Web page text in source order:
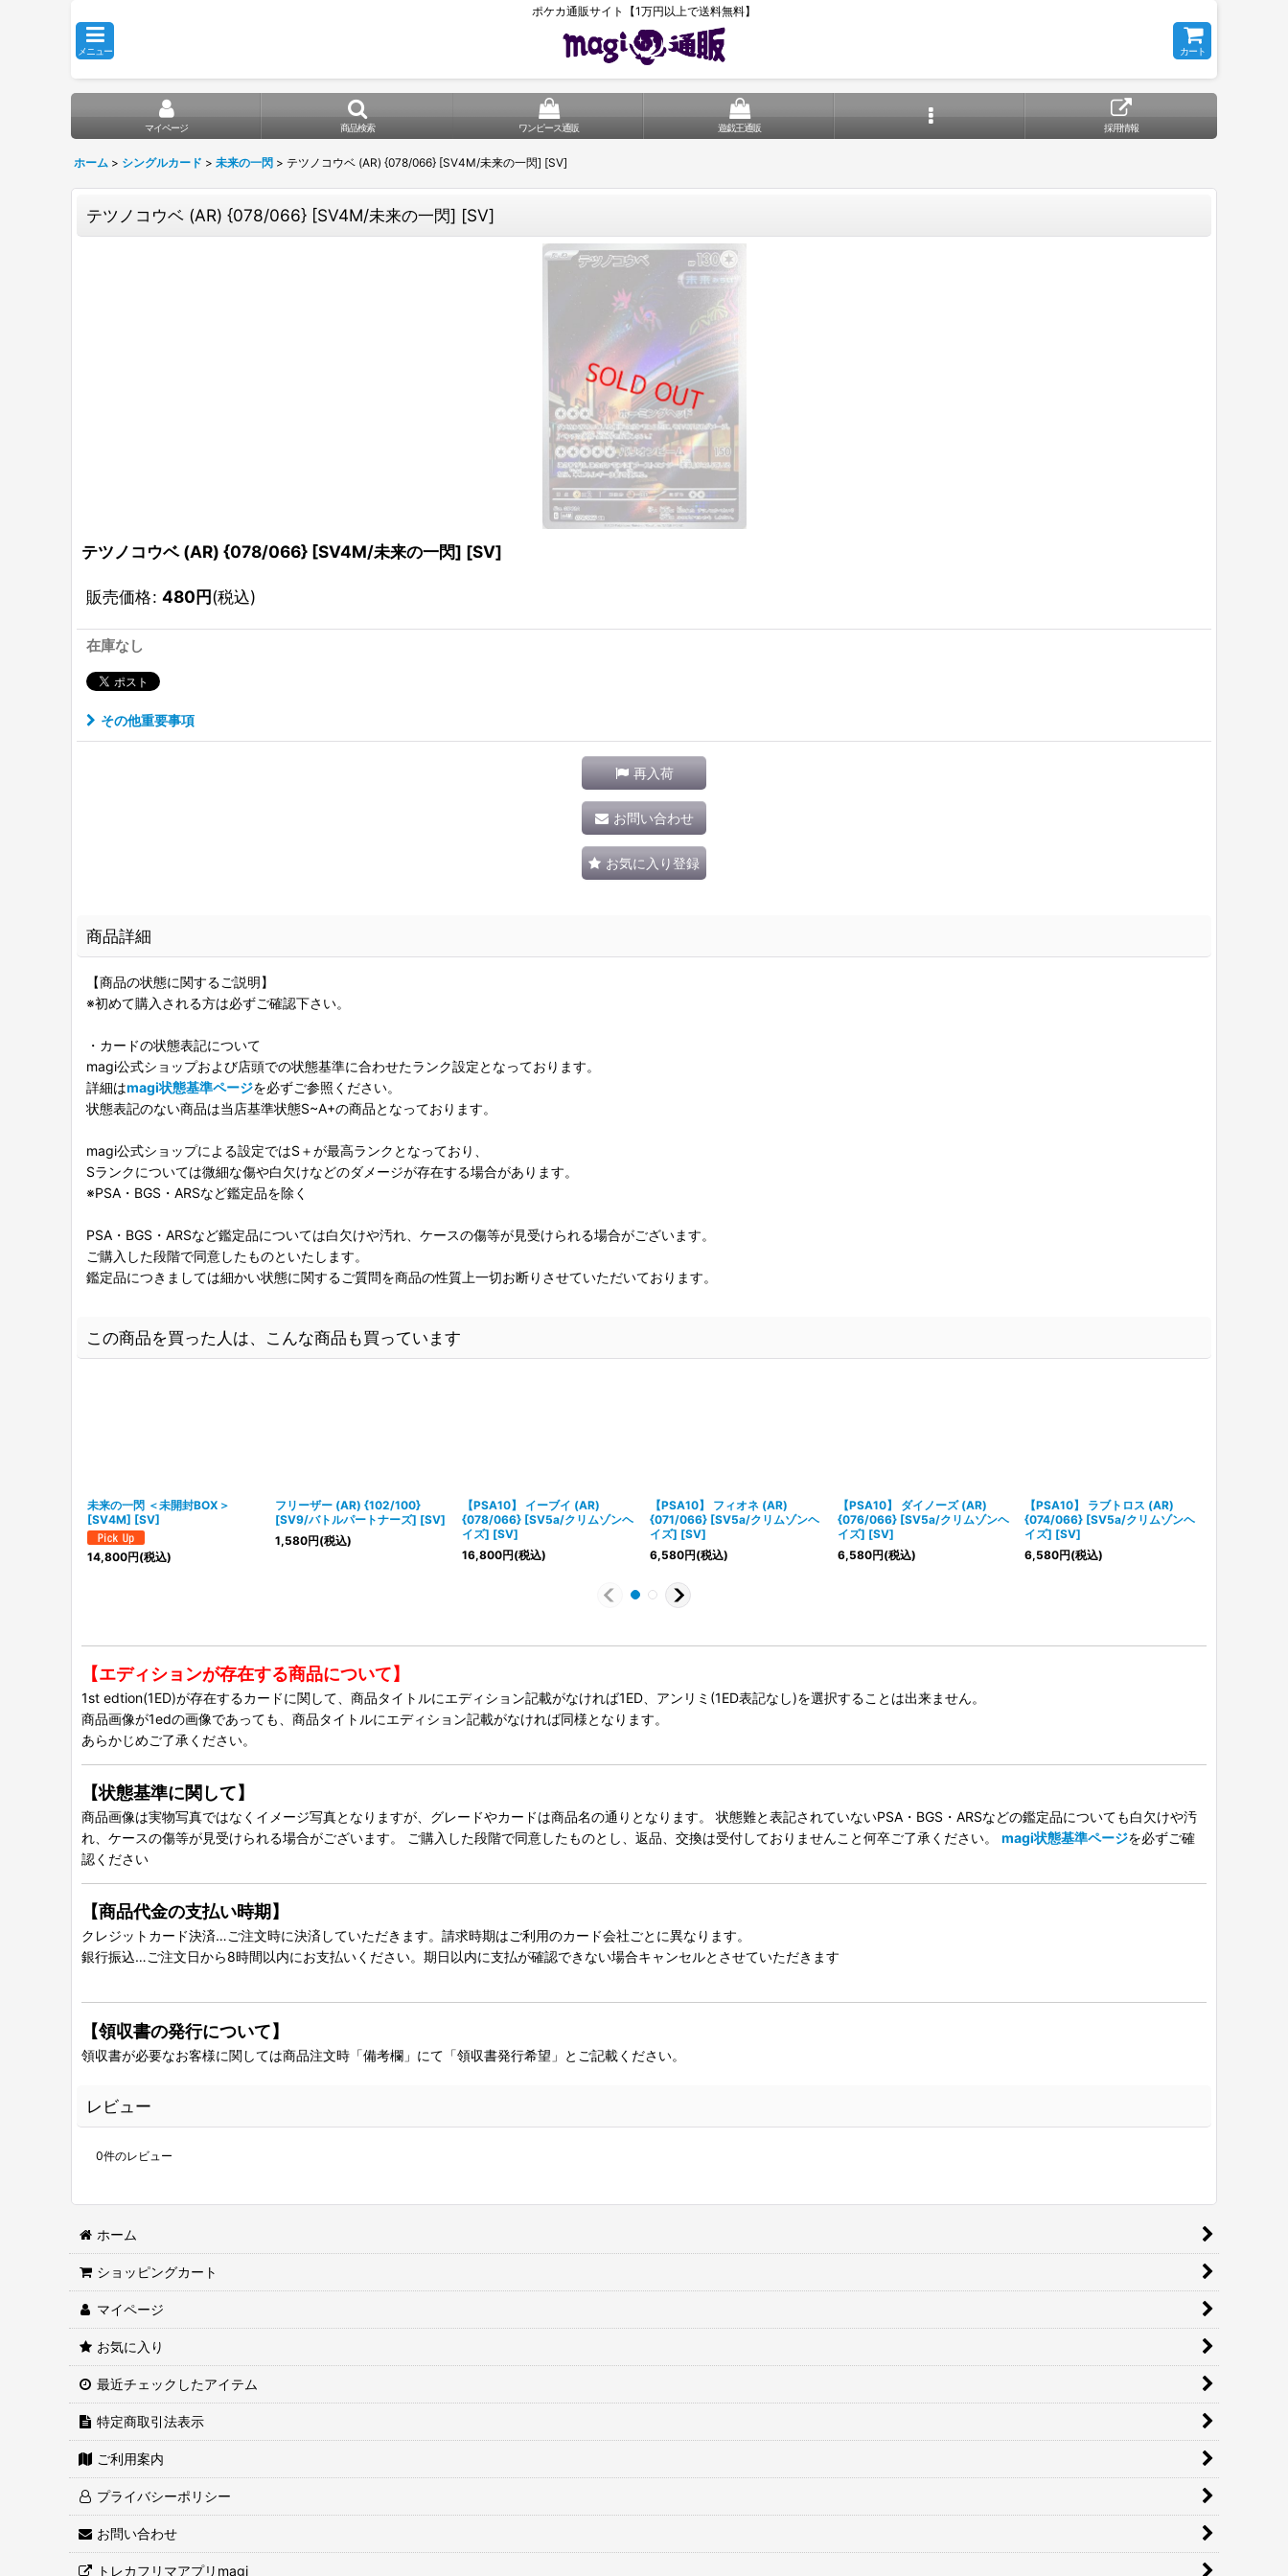
ポケカ通販サイト【1万円以上で送料無料】
メニュー カート
マイページ 商品検索 ワンピース通販 遊戯王通販 採用情報
ホーム > シングルカード > 未来の一閃 > テツノコウベ (AR) {078/066} [SV4M/未来の一閃] [SV]
テツノコウベ (AR) {078/066} [SV4M/未来の一閃] [SV]
テツノコウベ (AR) {078/066} [SV4M/未来の一閃] [SV]
販売価格: 480円(税込)
在庫なし
その他重要事項
再入荷
お問い合わせ
お気に入り登録
商品詳細
【商品の状態に関するご説明】
※初めて購入される方は必ずご確認下さい。
・カードの状態表記について
magi公式ショップおよび店頭での状態基準に合わせたランク設定となっております。
詳細はmagi状態基準ページを必ずご参照ください。
状態表記のない商品は当店基準状態S~A+の商品となっております。
magi公式ショップによる設定ではS＋が最高ランクとなっており、
Sランクについては微細な傷や白欠けなどのダメージが存在する場合があります。
※PSA・BGS・ARSなど鑑定品を除く
PSA・BGS・ARSなど鑑定品については白欠けや汚れ、ケースの傷等が見受けられる場合がございます。
ご購入した段階で同意したものといたします。
鑑定品につきましては細かい状態に関するご質問を商品の性質上一切お断りさせていただいております。
この商品を買った人は、こんな商品も買っています
未来の一閃 ＜未開封BOX＞
[SV4M] [SV]
14,800円(税込)
フリーザー (AR) {102/100}
[SV9/バトルパートナーズ] [SV]
1,580円(税込)
【PSA10】 イーブイ (AR)
{078/066} [SV5a/クリムゾンヘ
イズ] [SV]
16,800円(税込)
【PSA10】 フィオネ (AR)
{071/066} [SV5a/クリムゾンヘ
イズ] [SV]
6,580円(税込)
【PSA10】 ダイノーズ (AR)
{076/066} [SV5a/クリムゾンヘ
イズ] [SV]
6,580円(税込)
【PSA10】 ラブトロス (AR)
{074/066} [SV5a/クリムゾンヘ
イズ] [SV]
6,580円(税込)
【エディションが存在する商品について】
1st edtion(1ED)が存在するカードに関して、商品タイトルにエディション記載がなければ1ED、アンリミ(1ED表記なし)を選択することは出来ません。
商品画像が1edの画像であっても、商品タイトルにエディション記載がなければ同様となります。
あらかじめご了承ください。
【状態基準に関して】
商品画像は実物写真ではなくイメージ写真となりますが、グレードやカードは商品名の通りとなります。 状態難と表記されていないPSA・BGS・ARSなどの鑑定品についても白欠けや汚
れ、ケースの傷等が見受けられる場合がございます。 ご購入した段階で同意したものとし、返品、交換は受付しておりませんこと何卒ご了承ください。 magi状態基準ページを必ずご確
認ください
【商品代金の支払い時期】
クレジットカード決済…ご注文時に決済していただきます。請求時期はご利用のカード会社ごとに異なります。
銀行振込…ご注文日から8時間以内にお支払いください。期日以内に支払が確認できない場合キャンセルとさせていただきます
【領収書の発行について】
領収書が必要なお客様に関しては商品注文時「備考欄」にて「領収書発行希望」とご記載ください。
レビュー
0件のレビュー
ホーム
ショッピングカート
マイページ
お気に入り
最近チェックしたアイテム
特定商取引法表示
ご利用案内
プライバシーポリシー
お問い合わせ
トレカフリマアプリmagi